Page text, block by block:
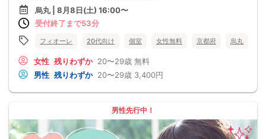
烏丸 | 8月8日(土) 16:00〜
受付終了まで53分
フィオーレ 20代向け 個室 女性無料 京都府 烏丸
女性 残りわずか 20〜29歳 無料
男性 残りわずか 20〜29歳 3,400円
男性先行中！